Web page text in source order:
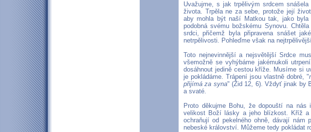
Uvažujme, s jak trpělivým srdcem
života. Trpěla ne za sebe, protože její
aby mohla být naší Matkou tak, jako
podobná svému božskému Synovu.
srdci, přičemž byla připravena snášet
netrpělivosti. Pohleďme však na
Toto nejnevinnější a nejsvětější Srdce
všemožně se vyhýbáme jakémukoli
dosáhnout jedině cestou kříže. Musíme si
je pokládáme. Trápení jsou vlastně dobré, "
přijímá za syna" (Žid 12, 6). Vždyť jinak by
a svaté.
Proto děkujme Bohu, že dopouští na
velikost Boží lásky a jeho blízkost. Kříž a
ochraňují od pekelného ohně, dávají nám
nebeské království. Můžeme tedy pokládat